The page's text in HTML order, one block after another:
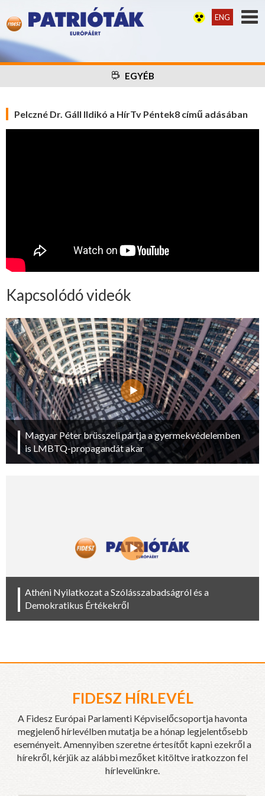
ENG
EGYÉB
Pelczné Dr. Gáll Ildikó a HírTv Péntek8 című adásában
Kapcsolódó videók
Magyar Péter brüsszeli pártja a gyermekvédelemben
is LMBTQ-propagandát akar
Athéni Nyilatkozat a Szólásszabadságról és a
Demokratikus Értékekről
FIDESZ HÍRLEVÉL
A Fidesz Európai Parlamenti Képviselőcsoportja havonta
megjelenő hírlevélben mutatja be a hónap legjelentősebb
eseményeit. Amennyiben szeretne értesítőt kapni ezekről a
hírekről, kérjük az alábbi mezőket kitöltve iratkozzon fel
hírlevelünkre.